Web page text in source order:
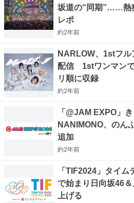
坂道の“同期”……熱
レポ
約2年前
NARLOW、1stフル
配信 1stワンマンで
リ順に収録
約2年前
「@JAM EXPO」
NANIMONO、のん
追加
約2年前
「TIF2024」タイ
で始まり日向坂46
上げる